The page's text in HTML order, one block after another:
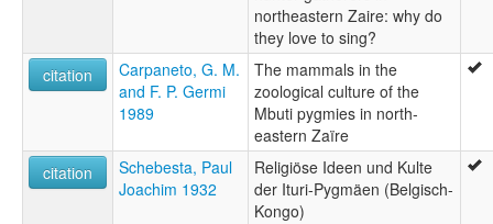
northeastern Zaire: why do
they love to sing?
citation
Carpaneto, G. M.
and F. P. Germi
1989
The mammals in the
zoological culture of the
Mbuti pygmies in north-
eastern Zaïre
citation
Schebesta, Paul
Joachim 1932
Religiöse Ideen und Kulte
der Ituri-Pygmäen (Belgisch-
Kongo)